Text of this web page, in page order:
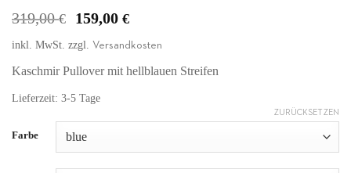
319,00€
Ursprünglicher
Preis
war:
319,00 €
159,00 €Aktueller
Preis
ist:
159,00 €.
inkl. MwSt. zzgl. Versandkosten
Kaschmir Pullover mit hellblauen Streifen
Lieferzeit: 3-5 Tage
Farbe
ZURÜCKSETZEN
Alternative: